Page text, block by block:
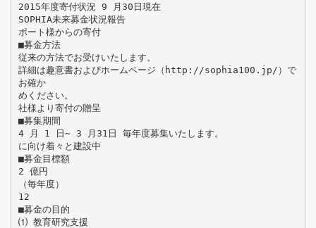
2015年度寄付状況 9 月30日現在
SOPHIA未来募金状況報告
ポート様からの寄付
■募金方法
従来の方法でお受けいたします。
詳細は趣意書およびホームページ（http://sophia100.jp/）で
お確か
めください。
社様より寄付の贈呈
■募集期間
4 月 1 日∼ 3 月31日 毎年度募集いたします。
に向け着々と建設中
■募金目標額
2 億円
（毎年度）
12
■募金の目的
⑴ 教育研究支援